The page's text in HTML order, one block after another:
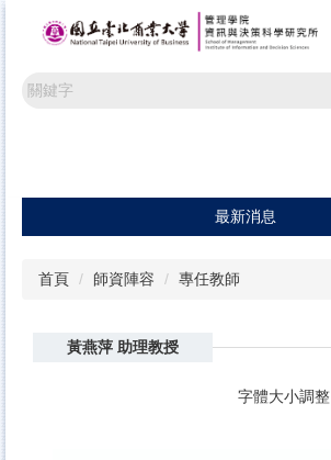
最新消息
學術活動
首頁 師資陣容 專任教師
黃燕萍 助理教授
字體大小調整